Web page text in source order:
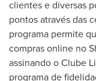
clientes e diversas
pontos através das
programa permite
compras online no
assinando o Clube
programa de